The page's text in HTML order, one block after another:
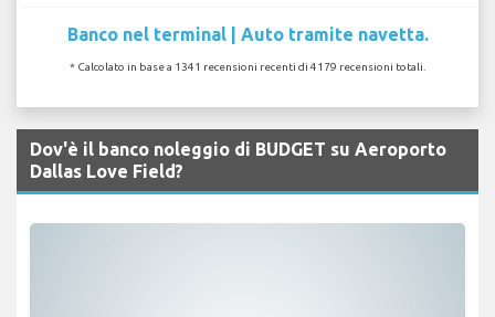
Banco nel terminal | Auto tramite navetta.
* Calcolato in base a 1341 recensioni recenti di 4179 recensioni totali.
Dov'è il banco noleggio di BUDGET su Aeroporto
Dallas Love Field?